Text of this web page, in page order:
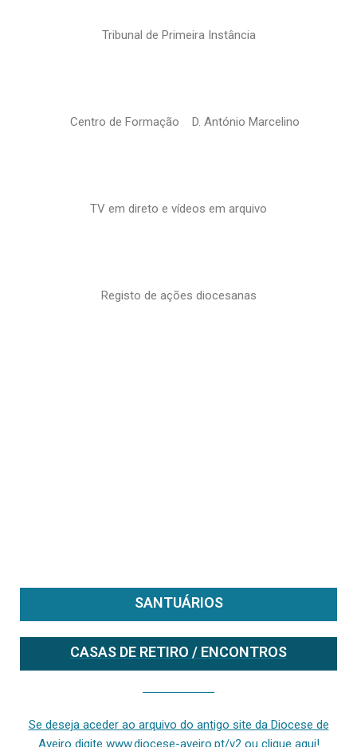
Tribunal de Primeira Instância
Centro de Formação D. António Marcelino
TV em direto e vídeos em arquivo
Registo de ações diocesanas
SANTUÁRIOS
CASAS DE RETIRO / ENCONTROS
Se deseja aceder ao arquivo do antigo site da Diocese de
Aveiro digite www.diocese-aveiro.pt/v2 ou clique aqui!